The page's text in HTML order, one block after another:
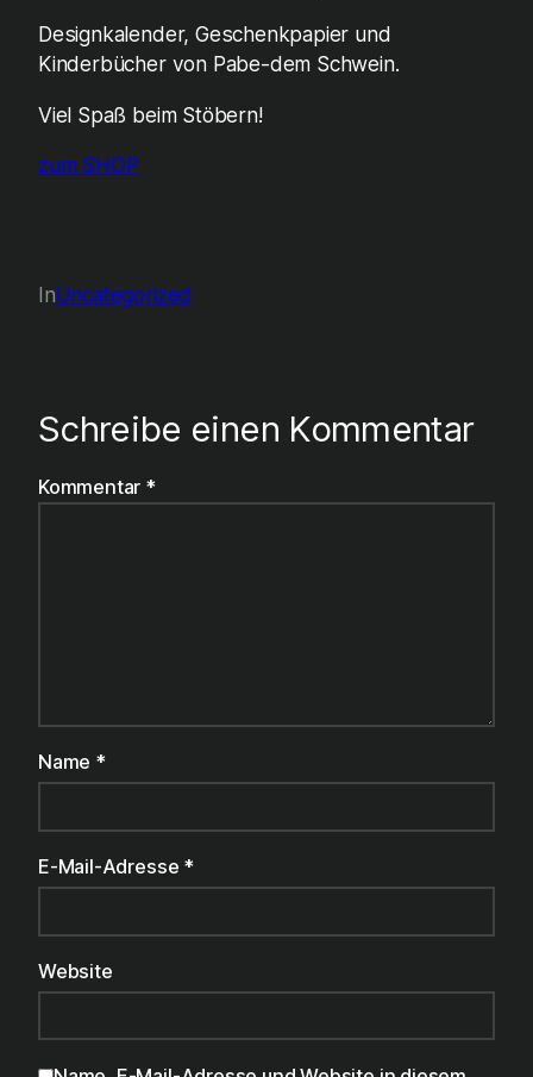
Designkalender, Geschenkpapier und
Kinderbücher von Pabe-dem Schwein.
Viel Spaß beim Stöbern!
zum SHOP
InUncategorized
Schreibe einen Kommentar
Kommentar *
Name *
E-Mail-Adresse *
Website